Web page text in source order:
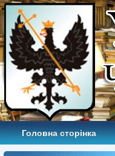
Головна сторінка